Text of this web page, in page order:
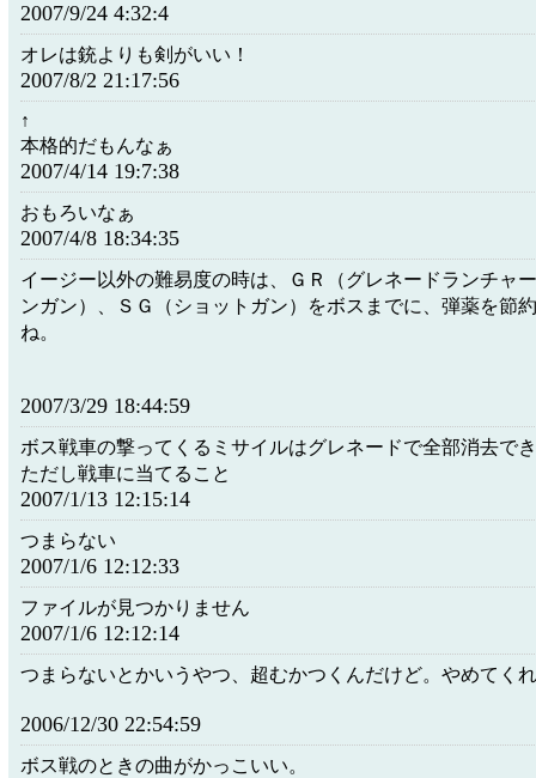
2007/9/24 4:32:4
オレは銃よりも剣がいい！
2007/8/2 21:17:56
↑
本格的だもんなぁ
2007/4/14 19:7:38
おもろいなぁ
2007/4/8 18:34:35
イージー以外の難易度の時は、ＧＲ（グレネードランチャ
ンガン）、ＳＧ（ショットガン）をボスまでに、弾薬を節
ね。
2007/3/29 18:44:59
ボス戦車の撃ってくるミサイルはグレネードで全部消去で
ただし戦車に当てること
2007/1/13 12:15:14
つまらない
2007/1/6 12:12:33
ファイルが見つかりません
2007/1/6 12:12:14
つまらないとかいうやつ、超むかつくんだけど。やめてく
2006/12/30 22:54:59
ボス戦のときの曲がかっこいい。